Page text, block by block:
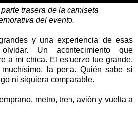
trasera de la camiseta
del evento.
y una experiencia de esas
Un acontecimiento que
a mi chica. El esfuerzo fue grande,
la pena. Quién sabe si
ni siquiera comparable.
metro, tren, avión y vuelta a